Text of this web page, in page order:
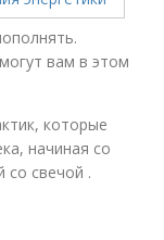
вам в этом
которые
начиная со
со свечой .